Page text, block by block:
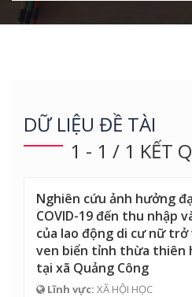
DỮ LIỆU ĐỀ TÀI
1 - 1 / 1 KẾT
Nghiên cứu ảnh hưởng
COVID-19 đến thu nhập
của lao động di cư nữ trở
ven biển tỉnh thừa thiên
tại xã Quảng Công
Lĩnh vực: XÃ HỘI HỌC